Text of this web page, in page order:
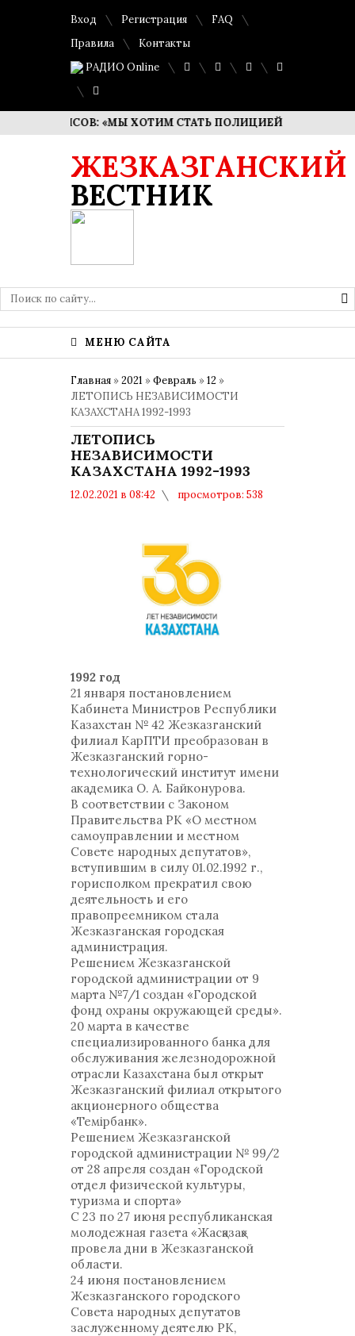
Вход Регистрация
FAQ
Правила
Контакты
РАДИО Online
«МЫ ХОТИМ СТАТЬ ПОЛИЦИЕЙ ШАГОВОЙ
ЖЕЗКАЗГАНСКИЙ
ВЕСТНИК
МЕНЮ САЙТА
Главная »2021 »Февраль »12 »
ЛЕТОПИСЬ НЕЗАВИСИМОСТИ
КАЗАХСТАНА 1992-1993
ЛЕТОПИСЬ
НЕЗАВИСИМОСТИ
КАЗАХСТАНА 1992-1993
12.02.2021 в 08:42
просмотров: 538
1992 год
21 января постановлением
Кабинета Министров Республики
Казахстан № 42 Жезказганский
филиал КарПТИ преобразован в
Жезказганский горно-
технологический институт имени
академика О. А. Байконурова.
В соответствии с Законом
Правительства РК «О местном
самоуправлении и местном
Совете народных депутатов»,
вступившим в силу 01.02.1992 г.,
горисполком прекратил свою
деятельность и его
правопреемником стала
Жезказганская городская
администрация.
Решением Жезказганской
городской администрации от 9
марта №7/1 создан «Городской
фонд охраны окружающей среды».
20 марта в качестве
специализированного банка для
обслуживания железнодорожной
отрасли Казахстана был открыт
Жезказганский филиал открытого
акционерного общества
«Темірбанк».
Решением Жезказганской
городской администрации № 99/2
от 28 апреля создан «Городской
отдел физической культуры,
туризма и спорта»
С 23 по 27 июня республиканская
молодежная газета «Жасқазақ»
провела дни в Жезказганской
области.
24 июня постановлением
Жезказганского городского
Совета народных депутатов
заслуженному деятелю РК,